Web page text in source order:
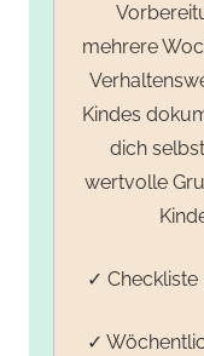
mehrere
Kindes
dich
wertvolle
✓
✓